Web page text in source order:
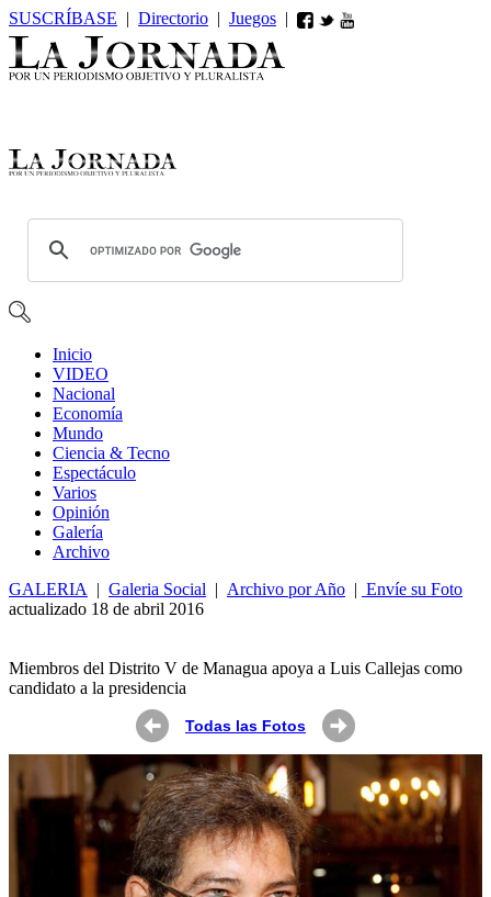
SUSCRÍBASE | Directorio | Juegos |
Inicio
VIDEO
Nacional
Economía
Mundo
Ciencia & Tecno
Espectáculo
Varios
Opinión
Galería
Archivo
GALERIA
| Galeria Social | Archivo por Año | Envíe su Foto
actualizado 18 de abril 2016
Miembros del Distrito V de Managua apoya a Luis Callejas como
candidato a la presidencia
Todas las Fotos